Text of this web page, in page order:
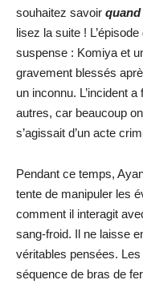
souhaitez savoir quand
lisez la suite !
suspense : Komiya et
gravement blessés
un inconnu. L’incident
autres, car beaucoup
s’agissait d’un acte
Pendant ce temps,
tente de manipuler les
comment il interagit
sang-froid. Il ne laisse
véritables pensées.
séquence de bras de